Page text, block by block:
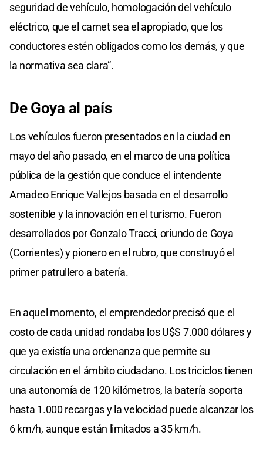
seguridad de vehículo, homologación del vehículo
eléctrico, que el carnet sea el apropiado, que los
conductores estén obligados como los demás, y que
la normativa sea clara”.
De Goya al país
Los vehículos fueron presentados en la ciudad en
mayo del año pasado, en el marco de una política
pública de la gestión que conduce el intendente
Amadeo Enrique Vallejos basada en el desarrollo
sostenible y la innovación en el turismo. Fueron
desarrollados por Gonzalo Tracci, oriundo de Goya
(Corrientes) y pionero en el rubro, que construyó el
primer patrullero a batería.
En aquel momento, el emprendedor precisó que el
costo de cada unidad rondaba los U$S 7.000 dólares y
que ya existía una ordenanza que permite su
circulación en el ámbito ciudadano. Los triciclos tienen
una autonomía de 120 kilómetros, la batería soporta
hasta 1.000 recargas y la velocidad puede alcanzar los
6 km/h, aunque están limitados a 35 km/h.